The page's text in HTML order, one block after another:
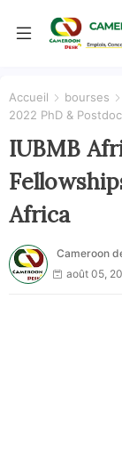
Accueil bourses
2022 PhD &
IUBMB
Africa
Cameroon
août 05,